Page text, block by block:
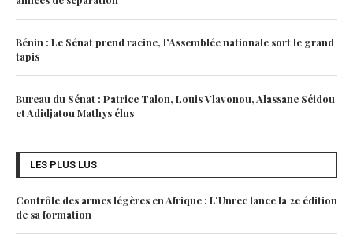
Bénin : Le Sénat prend racine, l’Assemblée nationale sort le grand
tapis
Bureau du Sénat : Patrice Talon, Louis Vlavonou, Alassane Séidou
et Adidjatou Mathys élus
LES PLUS LUS
Contrôle des armes légères en Afrique : L’Unrec lance la 2e édition
de sa formation